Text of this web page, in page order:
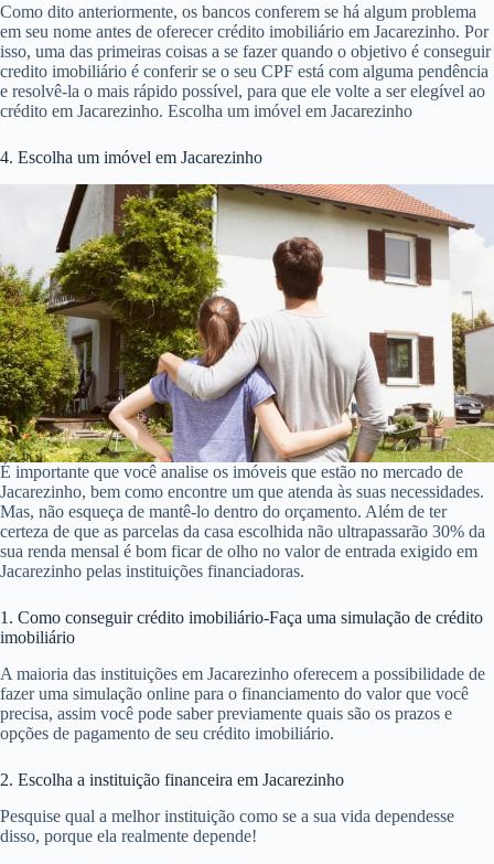
Como dito anteriormente, os bancos conferem se há algum problema
em seu nome antes de oferecer crédito imobiliário em Jacarezinho. Por
isso, uma das primeiras coisas a se fazer quando o objetivo é conseguir
credito imobiliário é conferir se o seu CPF está com alguma pendência
e resolvê-la o mais rápido possível, para que ele volte a ser elegível ao
crédito em Jacarezinho. Escolha um imóvel em Jacarezinho
4. Escolha um imóvel em Jacarezinho
É importante que você analise os imóveis que estão no mercado de
Jacarezinho, bem como encontre um que atenda às suas necessidades.
Mas, não esqueça de mantê-lo dentro do orçamento. Além de ter
certeza de que as parcelas da casa escolhida não ultrapassarão 30% da
sua renda mensal é bom ficar de olho no valor de entrada exigido em
Jacarezinho pelas instituições financiadoras.
1. Como conseguir crédito imobiliário-Faça uma simulação de crédito
imobiliário
A maioria das instituições em Jacarezinho oferecem a possibilidade de
fazer uma simulação online para o financiamento do valor que você
precisa, assim você pode saber previamente quais são os prazos e
opções de pagamento de seu crédito imobiliário.
2. Escolha a instituição financeira em Jacarezinho
Pesquise qual a melhor instituição como se a sua vida dependesse
disso, porque ela realmente depende!